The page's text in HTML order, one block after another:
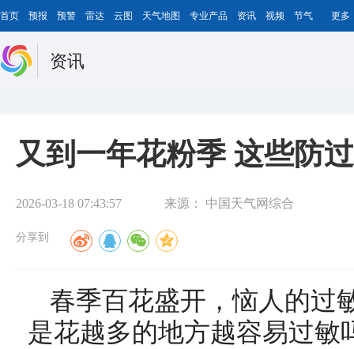
首页 预报 预警 雷达 云图 天气地图 专业产品 资讯 视频 节气 更多
资讯
又到一年花粉季 这些防
2026-03-18 07:43:57 来源： 中国天气网综合
分享到
春季百花盛开，恼人的过
是花越多的地方越容易过敏